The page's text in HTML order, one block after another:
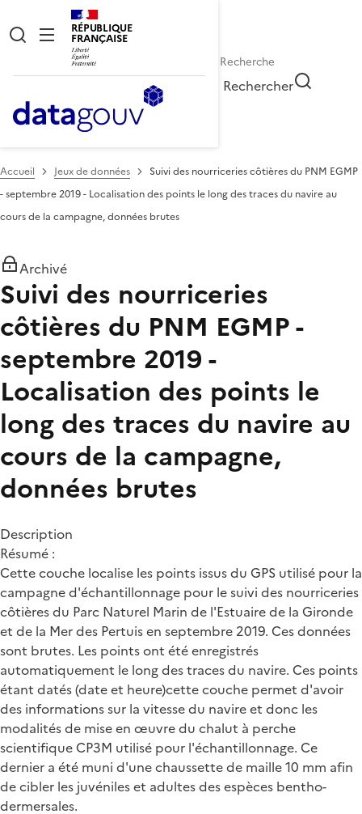
RÉPUBLIQUE
FRANÇAISE
Rechercher
Accueil Jeux de données
Suivi des nourriceries côtières du PNM EGMP
- septembre 2019 - Localisation des points le long des traces du navire au
cours de la campagne, données brutes
Archivé
Suivi des nourriceries
côtières du PNM EGMP -
septembre 2019 -
Localisation des points le
long des traces du navire au
cours de la campagne,
données brutes
Description
Résumé :
Cette couche localise les points issus du GPS utilisé pour la
campagne d'échantillonnage pour le suivi des nourriceries
côtières du Parc Naturel Marin de l'Estuaire de la Gironde
et de la Mer des Pertuis en septembre 2019. Ces données
sont brutes. Les points ont été enregistrés
automatiquement le long des traces du navire. Ces points
étant datés (date et heure)cette couche permet d'avoir
des informations sur la vitesse du navire et donc les
modalités de mise en œuvre du chalut à perche
scientifique CP3M utilisé pour l'échantillonnage. Ce
dernier a été muni d'une chaussette de maille 10 mm afin
de cibler les juvéniles et adultes des espèces bentho-
dermersales.